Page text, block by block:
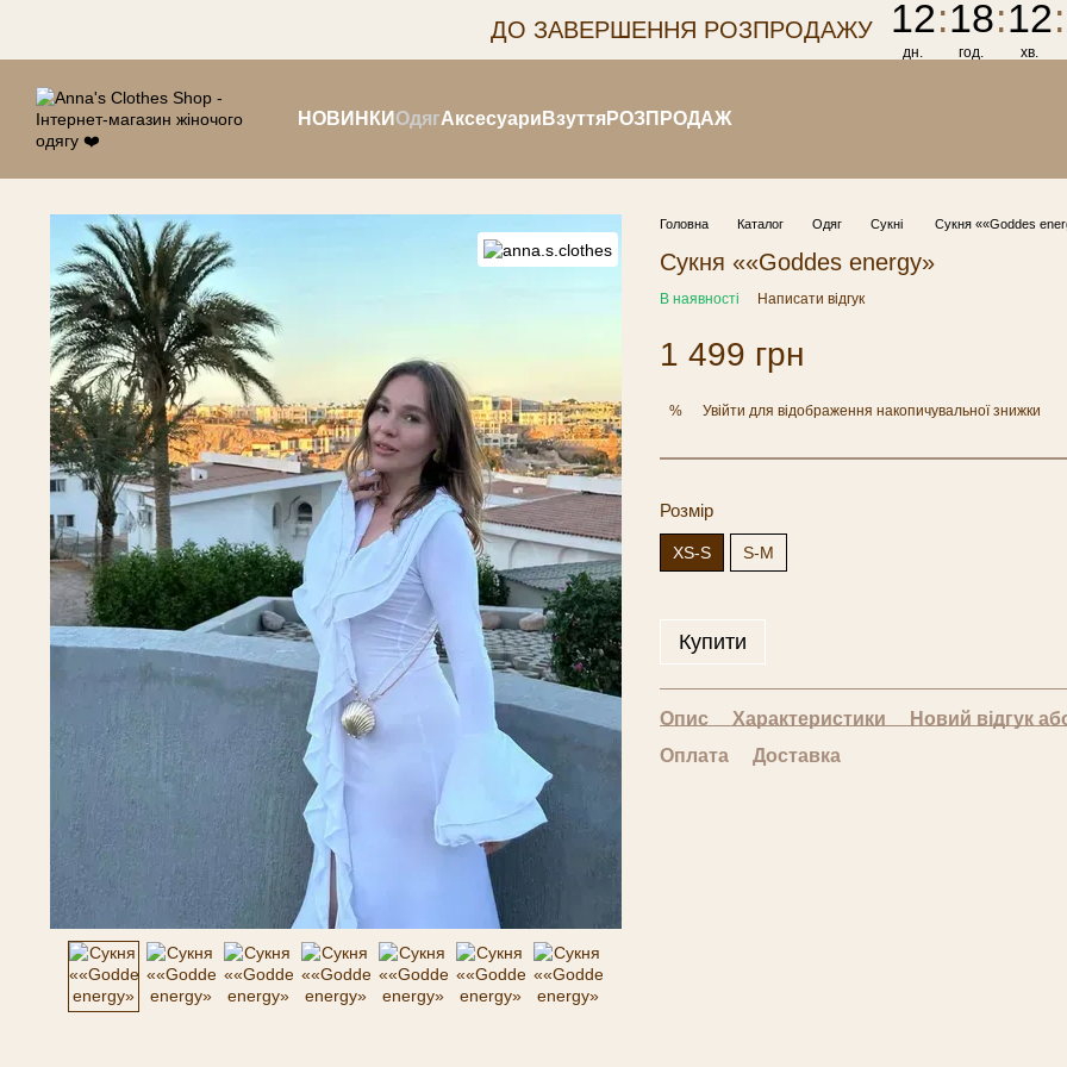
ДО ЗАВЕРШЕННЯ РОЗПРОДАЖУ 12:18:12:
дн. год. хв.
НОВИНКИ ОдягАксесуари ВзуттяРОЗПРОДАЖ
Головна Каталог Одяг Сукні Сукня ««Goddes
Сукня ««Goddes energy»
В наявності Написати відгук
1 499 грн
% Увійти для відображення накопичувальної знижки
Розмір
XS-S S-M
Купити
Опис Характеристики
Новий відгук
Оплата
Доставка